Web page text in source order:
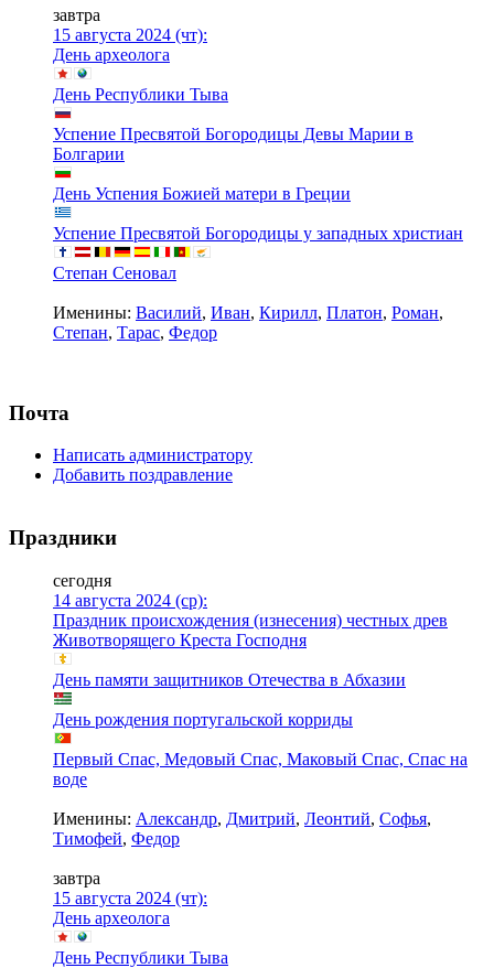
завтра
15 августа 2024 (чт):
День археолога
День Республики Тыва
Успение Пресвятой Богородицы Девы Марии в
Болгарии
День Успения Божией матери в Греции
Успение Пресвятой Богородицы у западных христиан
Степан Сеновал
Именины: Василий, Иван, Кирилл, Платон, Роман,
Степан, Тарас, Федор
Почта
Написать администратору
Добавить поздравление
Праздники
сегодня
14 августа 2024 (ср):
Праздник происхождения (изнесения) честных древ
Животворящего Креста Господня
День памяти защитников Отечества в Абхазии
День рождения португальской корриды
Первый Спас, Медовый Спас, Маковый Спас, Спас на
воде
Именины: Александр, Дмитрий, Леонтий, Софья,
Тимофей, Федор
завтра
15 августа 2024 (чт):
День археолога
День Республики Тыва